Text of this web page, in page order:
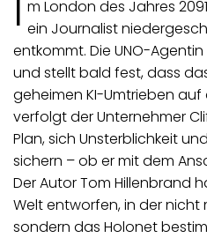
m London des Jahres
ein Journalist
entkommt. Die UNO-
und stellt bald fest, dass
geheimen KI-Umtrieben auf
verfolgt der Unternehmer
Plan, sich Unsterblichkeit
sichern – ob er mit dem
Der Autor Tom Hillenbrand
Welt entworfen, in der nicht
sondern das Holonet